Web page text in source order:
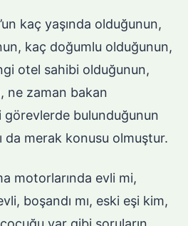
kaç yaşında olduğunun,
kaç doğumlu olduğunun,
otel sahibi olduğunun,
ne zaman bakan
bulunduğunun
da merak konusu olmuştur.
motorlarında evli mi,
boşandı mı, eski eşi kim,